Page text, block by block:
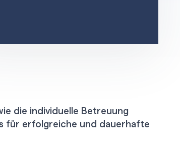
die individuelle Betreuung
für erfolgreiche und dauerhafte